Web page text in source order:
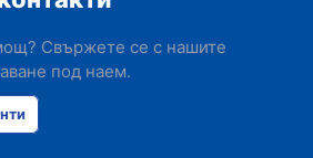
Свържете се с нашите
под наем.